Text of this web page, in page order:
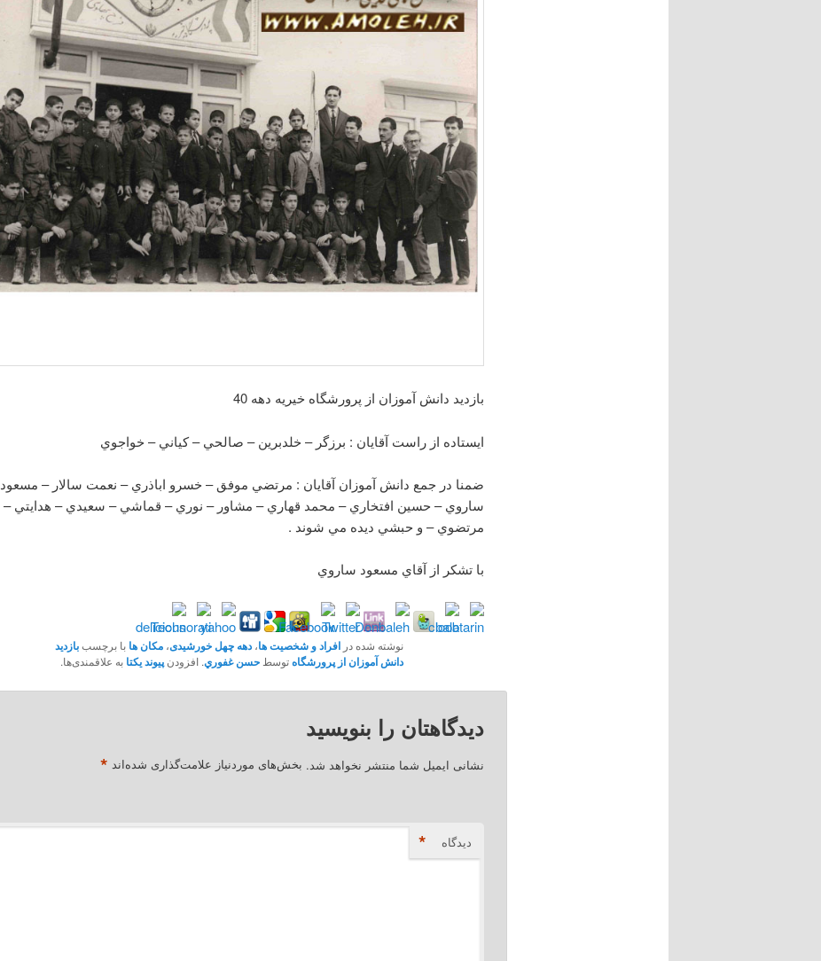
بازديد دانش آموزان از پرورشگاه خيريه دهه 40
ايستاده از راست آقايان : برزگر – خلدبرين – صالحي – کياني – خواجوي
ضمنا در جمع دانش آموزان آقايان : مرتضي موفق – خسرو اباذري – نعمت سالار – مسعود
ساروي – حسين افتخاري – محمد قهاري – مشاور – نوري – قماشي – سعيدي – هدايتي –
مرتضوي – و حبشي ديده مي شوند .
با تشکر از آقاي مسعود ساروي
نوشته شده در افراد و شخصیت ها،دهه چهل خورشیدی، مکان ها با برچسببازديد
دانش آموزان از پرورشگاهتوسط حسن غفوري. افزودن پیوند یکتا به علاقمندی‌ها.
دیدگاهتان را بنویسید
نشانی ایمیل شما منتشر نخواهد شد. بخش‌های موردنیاز علامت‌گذاری شده‌اند *
دیدگاه *